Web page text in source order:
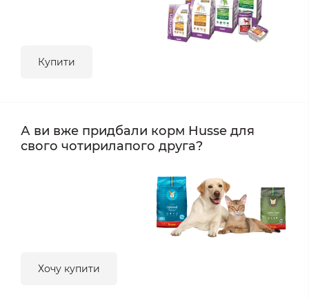
Купити
А ви вже придбали корм Husse для
свого чотирилапого друга?
Хочу купити